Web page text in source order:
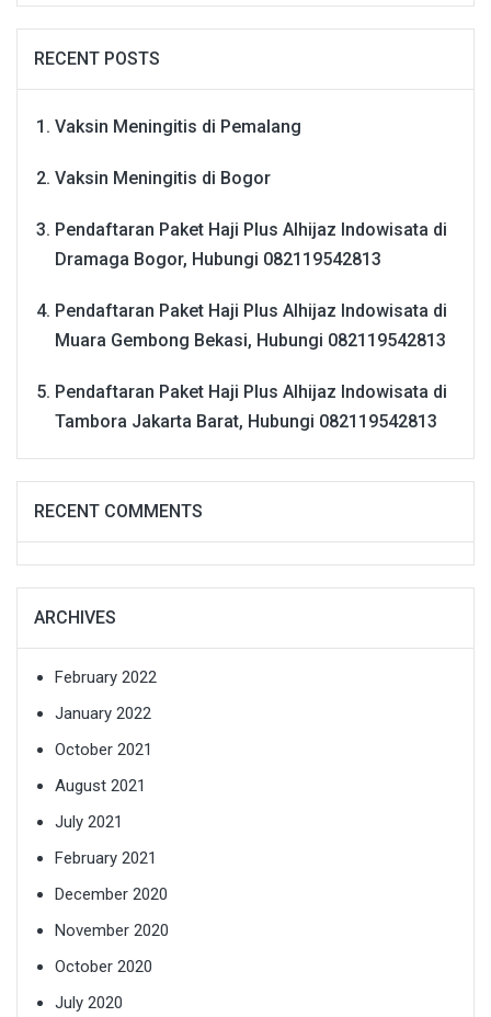
RECENT POSTS
Vaksin Meningitis di Pemalang
Vaksin Meningitis di Bogor
Pendaftaran Paket Haji Plus Alhijaz Indowisata di
Dramaga Bogor, Hubungi 082119542813
Pendaftaran Paket Haji Plus Alhijaz Indowisata di
Muara Gembong Bekasi, Hubungi 082119542813
Pendaftaran Paket Haji Plus Alhijaz Indowisata di
Tambora Jakarta Barat, Hubungi 082119542813
RECENT COMMENTS
ARCHIVES
February 2022
January 2022
October 2021
August 2021
July 2021
February 2021
December 2020
November 2020
October 2020
July 2020